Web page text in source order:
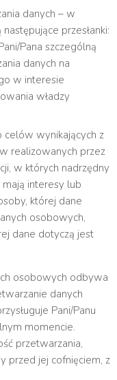
danych – w
przesłanki:
Pana szczególną
danych na
w interesie
władzy
celów wynikających z
realizowanych przez
w których nadrzędny
interesy lub
której dane
osobowych,
dane dotyczą jest
osobowych odbywa
danych
Pani/Panu
momencie.
przetwarzania,
przed jej cofnięciem, z